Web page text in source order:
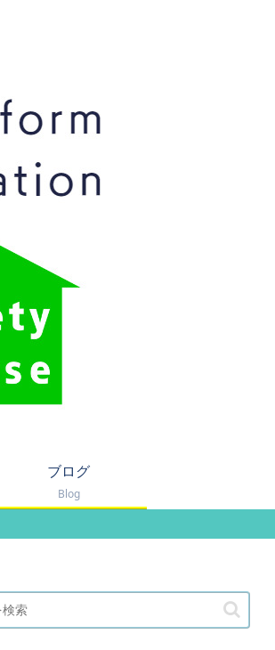
ブログ
Blog